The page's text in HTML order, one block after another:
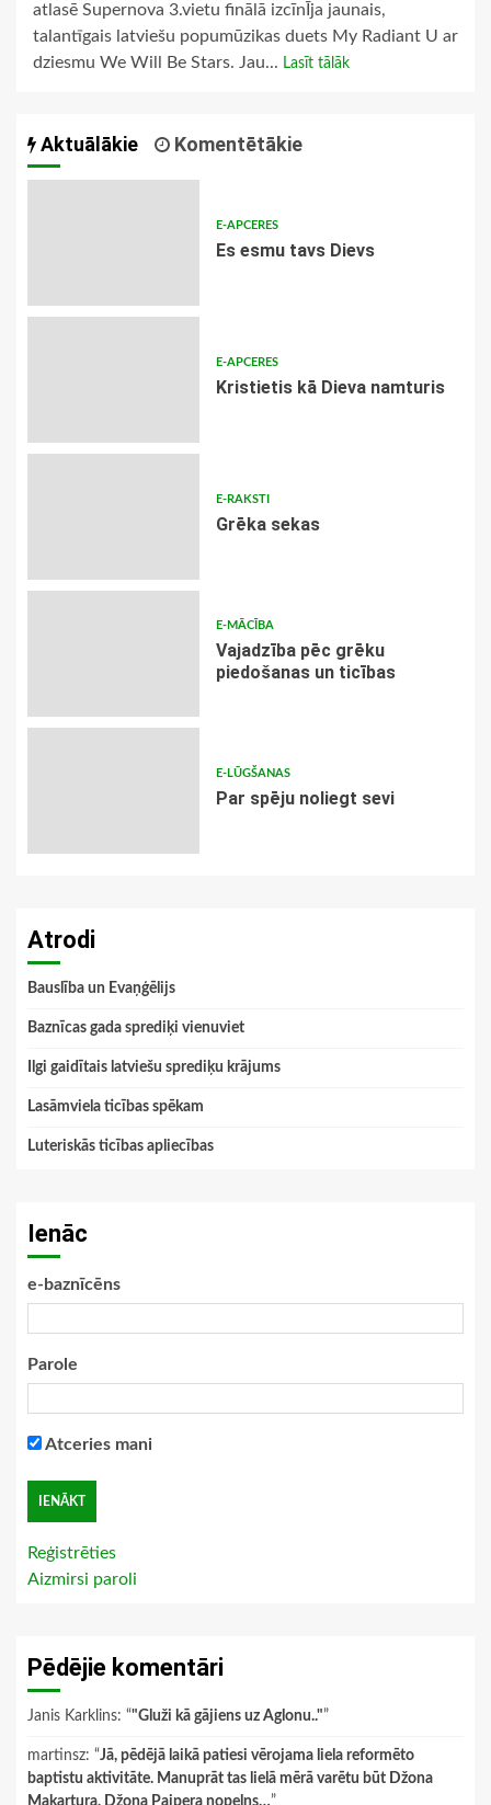
atlasē Supernova 3.vietu finālā izcīnĪja jaunais,
talantīgais latviešu popumūzikas duets My Radiant U ar
dziesmu We Will Be Stars. Jau... Lasīt tālāk
Aktuālākie Komentētākie
E-APCERES
Es esmu tavs Dievs
E-APCERES
Kristietis kā Dieva namturis
E-RAKSTI
Grēka sekas
E-MĀCĪBA
Vajadzība pēc grēku
piedošanas un ticības
E-LŪGŠANAS
Par spēju noliegt sevi
Atrodi
Bauslība un Evaņģēlijs
Baznīcas gada sprediķi vienuviet
Ilgi gaidītais latviešu sprediķu krājums
Lasāmviela ticības spēkam
Luteriskās ticības apliecības
Ienāc
e-baznīcēns
Parole
Atceries mani
Reģistrēties
Aizmirsi paroli
Pēdējie komentāri
Janis Karklins: “"Gluži kā gājiens uz Aglonu.."”
martinsz: “Jā, pēdējā laikā patiesi vērojama liela reformēto
baptistu aktivitāte. Manuprāt tas lielā mērā varētu būt Džona
Makartura, Džona Paipera nopelns…”